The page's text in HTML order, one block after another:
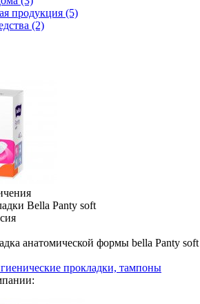
продукция (5)
(2)
Bella Panty soft
анатомической формы bella Panty
прокладки, тампоны